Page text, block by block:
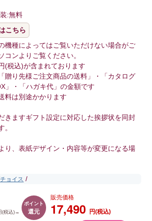
:無料
こちら
機種によってはご覧いただけない場合がご
コンよりご覧ください。
(税込)が含まれております
贈り先様ご注文商品の送料」・「カタログ
」・「ハガキ代」の金額です
料は別途かかります
きますギフト設定に対応した挨拶状を同封
。
り、表紙デザイン・内容等が変更になる場
ョイス /
(税込)→
ポイント
還元
販売価格
17,490 円(税込)